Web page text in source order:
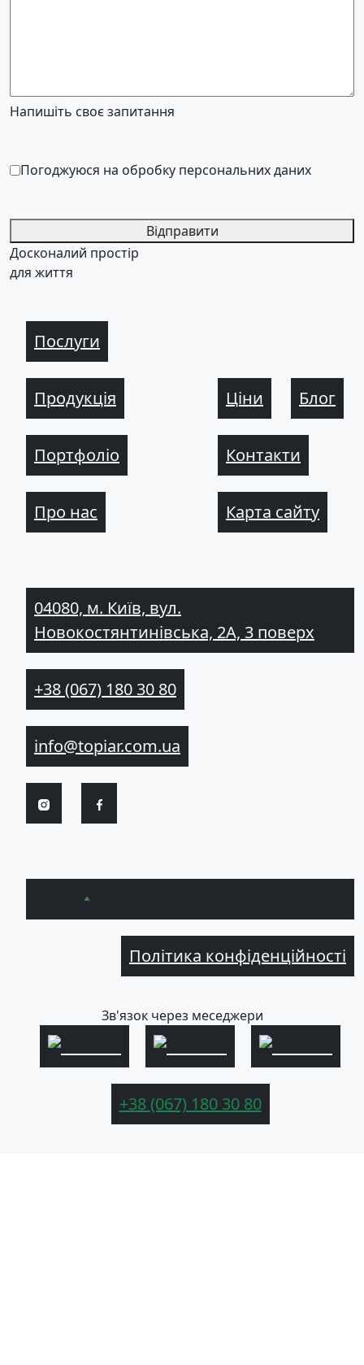
Напишіть своє запитання
Погоджуюся на обробку персональних даних
Відправити
Досконалий простір
для життя
Послуги
Продукція
Портфоліо
Про нас
Ціни Блог
Контакти
Карта сайту
04080, м. Київ, вул.
Новокостянтинівська, 2А, 3 поверх
+38 (067) 180 30 80
info@topiar.com.ua
Політика конфіденційності
Зв'язок через меседжери
+38 (067) 180 30 80